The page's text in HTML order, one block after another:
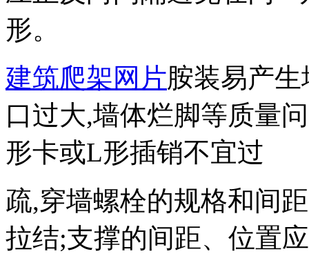
形。
建筑爬架网片胺装易产
口过大,墙体烂脚等质量
形卡或L形插销不宜过
疏,穿墙螺栓的规格和间
拉结;支撑的间距、位置